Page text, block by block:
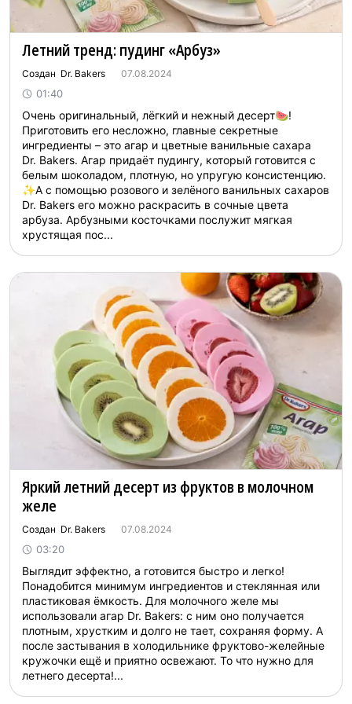
Летний тренд: пудинг «Арбуз»
Создан Dr. Bakers 07.08.2024
01:40
Очень оригинальный, лёгкий и нежный десерт🍉!
Приготовить его несложно, главные секретные
ингредиенты – это агар и цветные ванильные сахара
Dr. Bakers. Агар придаёт пудингу, который готовится с
белым шоколадом, плотную, но упругую консистенцию.
✨А с помощью розового и зелёного ванильных сахаров
Dr. Bakers его можно раскрасить в сочные цвета
арбуза. Арбузными косточками послужит мягкая
хрустящая пос...
Яркий летний десерт из фруктов в молочном
желе
Создан Dr. Bakers 07.08.2024
03:20
Выглядит эффектно, а готовится быстро и легко!
Понадобится минимум ингредиентов и стеклянная или
пластиковая ёмкость. Для молочного желе мы
использовали агар Dr. Bakers: с ним оно получается
плотным, хрустким и долго не тает, сохраняя форму. А
после застывания в холодильнике фруктово-желейные
кружочки ещё и приятно освежают. То что нужно для
летнего десерта!...